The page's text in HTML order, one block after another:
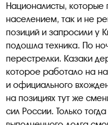
Националисты,
населением, так и не
позиций и запросили у
подошла техника. По
перестрелки. Казаки
которое работало на
и официального
на позициях тут же
сил России. Только